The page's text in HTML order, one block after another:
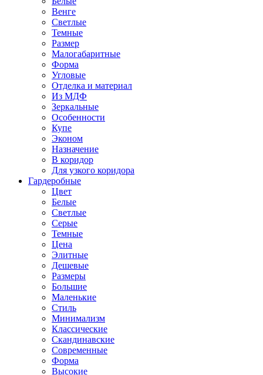
Венге
Светлые
Темные
Размер
Малогабаритные
Форма
Угловые
Отделка и материал
Из МДФ
Зеркальные
Особенности
Купе
Эконом
Назначение
В коридор
Для узкого коридора
Гардеробные
Цвет
Белые
Светлые
Серые
Темные
Цена
Элитные
Дешевые
Размеры
Большие
Маленькие
Стиль
Минимализм
Классические
Скандинавские
Современные
Форма
Высокие